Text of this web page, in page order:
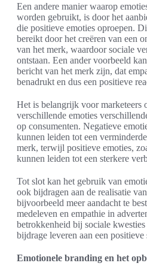
Een andere manier waarop
worden gebruikt, is door het
die positieve emoties oproepen.
bereikt door het creëren van een
van het merk, waardoor sociale
ontstaan. Een ander voorbeeld
bericht van het merk zijn, dat
benadrukt en dus een positieve
Het is belangrijk voor marketeers
verschillende emoties
op consumenten. Negatieve
kunnen leiden tot een
merk, terwijl positieve emoties,
kunnen leiden tot een sterkere
Tot slot kan het gebruik van
ook bijdragen aan de realisatie
bijvoorbeeld meer aandacht te
medeleven en empathie in
betrokkenheid bij sociale kwesties
bijdrage leveren aan een positieve
Emotionele branding en het